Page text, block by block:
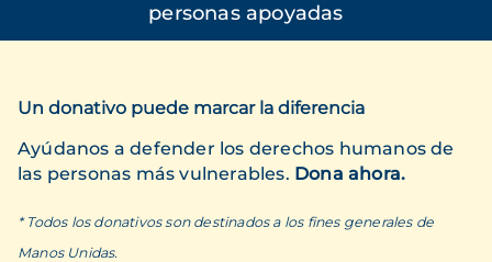
personas apoyadas
Un donativo puede marcar la diferencia
Ayúdanos a defender los derechos humanos de
las personas más vulnerables. Dona ahora.
* Todos los donativos son destinados a los fines generales de
Manos Unidas.